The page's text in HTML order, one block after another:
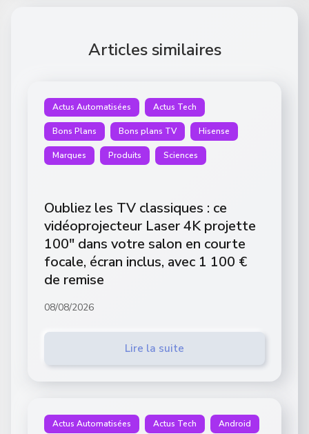
Articles similaires
Actus Automatisées Actus Tech
Bons Plans Bons plans TV Hisense
Marques Produits Sciences
Oubliez les TV classiques : ce
vidéoprojecteur Laser 4K projette
100″ dans votre salon en courte
focale, écran inclus, avec 1 100 €
de remise
08/08/2026
Lire la suite
Actus Automatisées Actus Tech Android